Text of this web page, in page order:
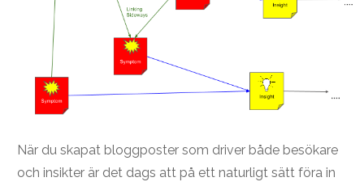
När du skapat bloggposter som driver både besökare
och insikter är det dags att på ett naturligt sätt föra in